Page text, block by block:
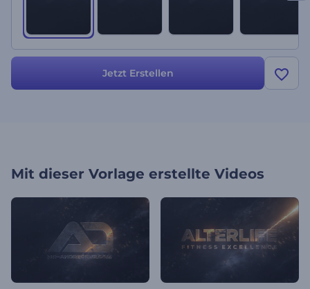
Jetzt Erstellen
Mit dieser Vorlage erstellte Videos